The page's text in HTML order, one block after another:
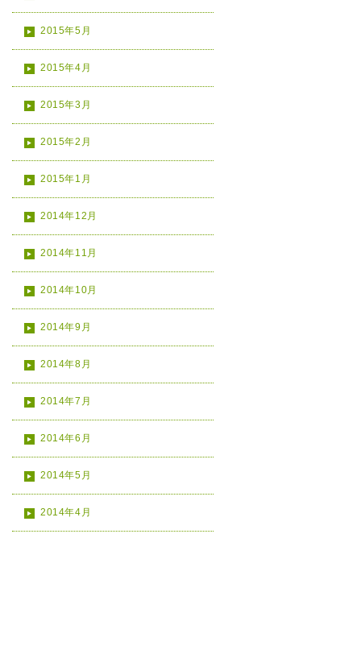
2015年5月
2015年4月
2015年3月
2015年2月
2015年1月
2014年12月
2014年11月
2014年10月
2014年9月
2014年8月
2014年7月
2014年6月
2014年5月
2014年4月